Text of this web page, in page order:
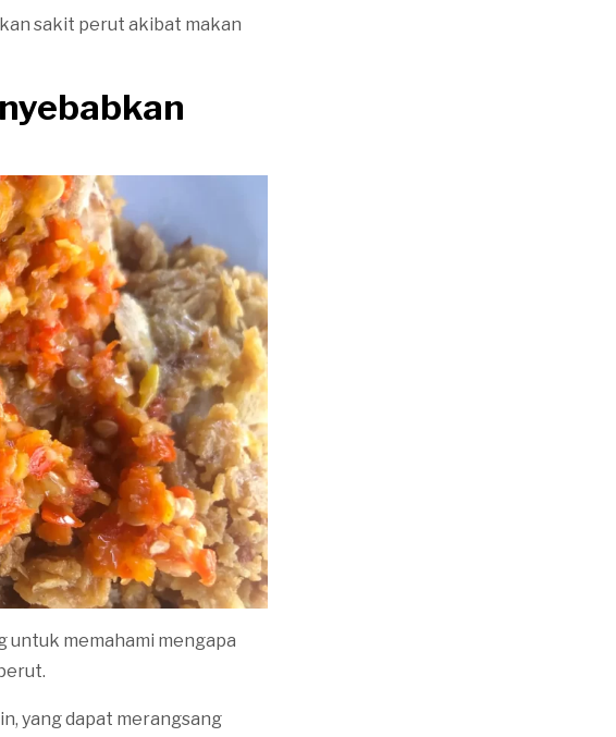
sakit perut akibat makan
untuk memahami mengapa
yang dapat merangsang